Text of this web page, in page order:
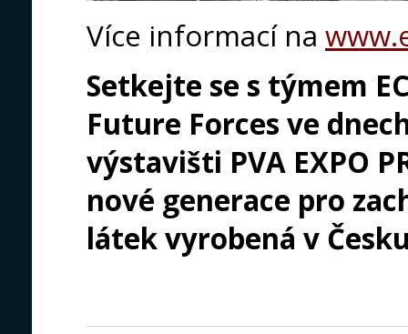
Více informací na
Setkejte se s týmem
Future Forces ve
výstavišti PVA EXPO
nové generace pro
látek vyrobená v